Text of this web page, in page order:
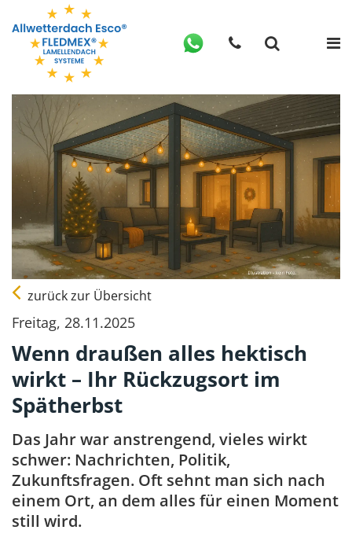
zurück zur Übersicht
Freitag, 28.11.2025
Wenn draußen alles hektisch
wirkt – Ihr Rückzugsort im
Spätherbst
Das Jahr war anstrengend, vieles wirkt
schwer: Nachrichten, Politik,
Zukunftsfragen. Oft sehnt man sich nach
einem Ort, an dem alles für einen Moment
still wird.